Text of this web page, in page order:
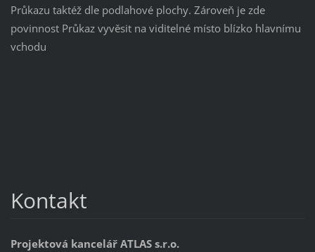
Průkazu taktéž dle podlahové plochy. Zároveň je zde
povinnost Průkaz vyvěsit na viditelné místo blízko hlavnímu
vchodu
Kontakt
Projektová kancelář ATLAS s.r.o.